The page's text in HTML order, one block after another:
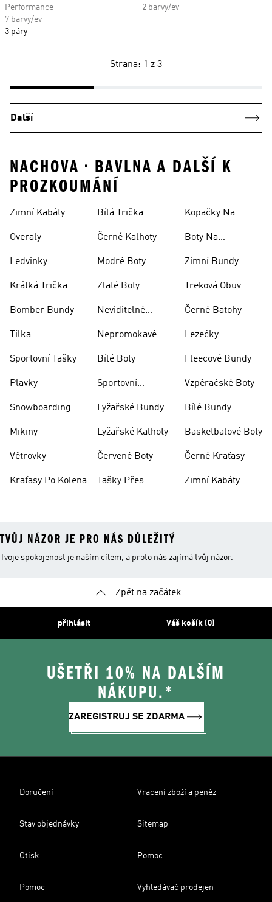
Performance
7 barvy/ev
3 páry
2 barvy/ev
Strana: 1 z 3
Další
NACHOVA • BAVLNA A DALŠÍ K
PROZKOUMÁNÍ
Zimní Kabáty
Overaly
Ledvinky
Krátká Trička
Bomber Bundy
Tílka
Sportovní Tašky
Plavky
Snowboarding
Mikiny
Větrovky
Kraťasy Po Kolena
Bílá Trička
Černé Kalhoty
Modré Boty
Zlaté Boty
Neviditelné
Nepromokavé
Bílé Boty
Sportovní
Lyžařské Bundy
Lyžařské Kalhoty
Červené Boty
Tašky Přes
Kopačky Na
Boty Na
Zimní Bundy
Treková Obuv
Černé Batohy
Lezečky
Fleecové Bundy
Vzpěračské Boty
Bílé Bundy
Basketbalové Boty
Černé Kraťasy
Zimní Kabáty
TVŮJ NÁZOR JE PRO NÁS DŮLEŽITÝ
Tvoje spokojenost je naším cílem, a proto nás zajímá tvůj názor.
Zpět na začátek
přihlásit Váš košík (0)
UŠETŘI 10% NA DALŠÍM
NÁKUPU.*
ZAREGISTRUJ SE ZDARMA
Doručení Vracení zboží a peněz
Stav objednávky Sitemap
Otisk Pomoc
Pomoc Vyhledávač prodejen